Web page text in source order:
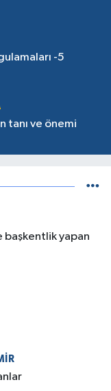
-5
tanı ve önemi
başkentlik yapan